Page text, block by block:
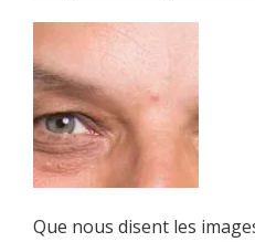
Que nous disent les